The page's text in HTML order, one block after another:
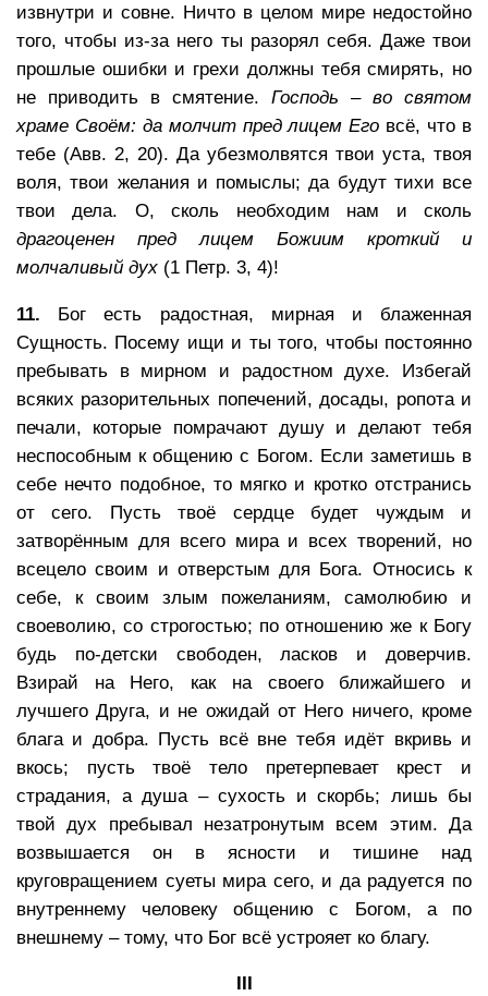
извнутри и совне. Ничто в целом мире недостойно
того, чтобы из-за него ты разорял себя. Даже твои
прошлые ошибки и грехи должны тебя смирять, но
не приводить в смятение. Господь – во святом
храме Своём: да молчит пред лицем Его всё, что в
тебе (Авв. 2, 20). Да убезмолвятся твои уста, твоя
воля, твои желания и помыслы; да будут тихи все
твои дела. О, сколь необходим нам и сколь
драгоценен пред лицем Божиим
кроткий и
молчаливый дух (1 Петр. 3, 4)!
11. Бог есть радостная, мирная и блаженная
Сущность. Посему ищи и ты того, чтобы постоянно
пребывать в мирном и радостном духе. Избегай
всяких разорительных попечений, досады, ропота и
печали, которые помрачают душу и делают тебя
неспособным к общению с Богом. Если заметишь в
себе нечто подобное, то мягко и кротко отстранись
от сего. Пусть твоё сердце будет чуждым и
затворённым для всего мира и всех творений, но
всецело своим и отверстым для Бога. Относись к
себе, к своим злым пожеланиям, самолюбию и
своеволию, со строгостью; по отношению же к Богу
будь по-детски свободен, ласков и доверчив.
Взирай на Него, как на своего ближайшего и
лучшего Друга, и не ожидай от Него ничего, кроме
блага и добра. Пусть всё вне тебя идёт вкривь и
вкось; пусть твоё тело претерпевает крест и
страдания, а душа – сухость и скорбь; лишь бы
твой дух пребывал незатронутым всем этим. Да
возвышается он в ясности и тишине над
круговращением суеты мира сего, и да радуется по
внутреннему человеку общению с Богом, а по
внешнему – тому, что Бог всё устрояет ко благу.